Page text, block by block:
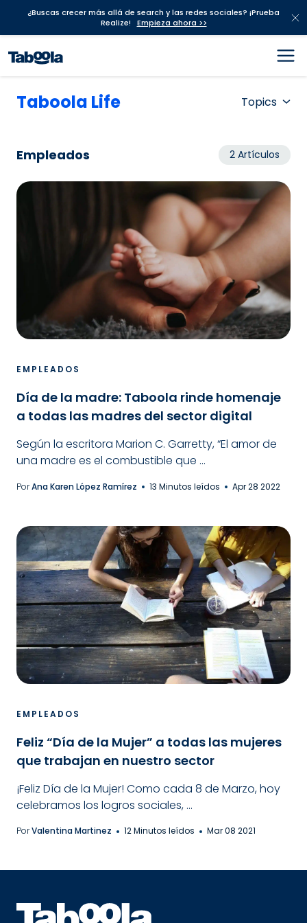
¿Buscas crecer más allá de search y las redes sociales? ¡Prueba
Realize! Empieza ahora >>
Taboola Life Topics
Empleados 2 Artículos
EMPLEADOS
Día de la madre: Taboola rinde homenaje
a todas las madres del sector digital
Según la escritora Marion C. Garretty, “El amor de
una madre es el combustible que ...
PorAna Karen López Ramírez 13 Minutos leídos Apr 28 2022
EMPLEADOS
Feliz “Día de la Mujer” a todas las mujeres
que trabajan en nuestro sector
¡Feliz Día de la Mujer! Como cada 8 de Marzo, hoy
celebramos los logros sociales, ...
PorValentina Martinez 12 Minutos leídos Mar 08 2021